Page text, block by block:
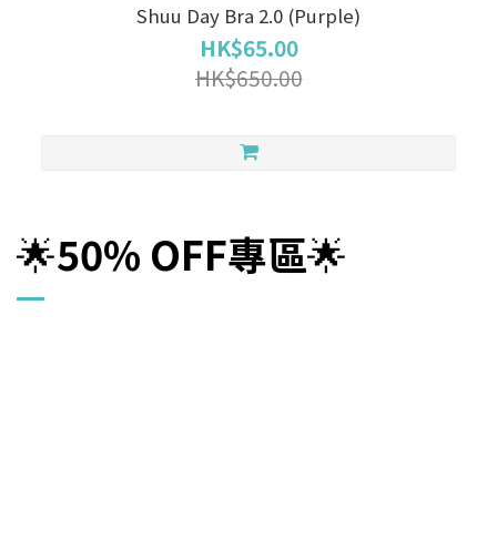
Shuu Day Bra 2.0 (Purple)
HK$65.00
HK$650.00
🌟50% OFF專區🌟